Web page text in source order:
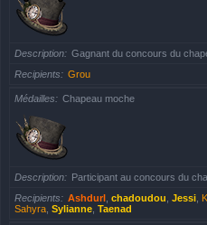
Description
Gagnant du concours du
Recipients
Grou
Médailles Chapeau moche
Description
Participant au concours du
Recipients
Ashdurl chadoudou Jessi
Sahyra Sylianne Taenad